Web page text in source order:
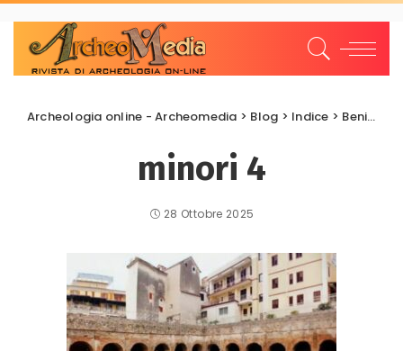
Archeologia online - Archeomedia > Blog > Indice > Beni da salvare
minori 4
28 Ottobre 2025